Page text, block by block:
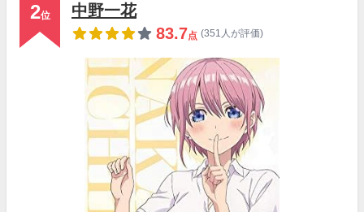
2位
中野一花
83.7点 (351人が評価)